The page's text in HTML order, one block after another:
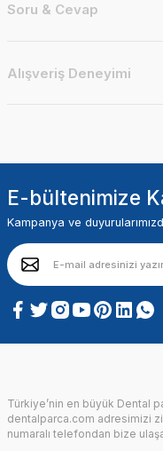
Soru & Cevap
Alışveriş Deneyimi
E-bültenimize
Kampanya ve
Türkiye’nin en büyük Dental
dentalparca.com adresimizi
numaralı telefondan bize